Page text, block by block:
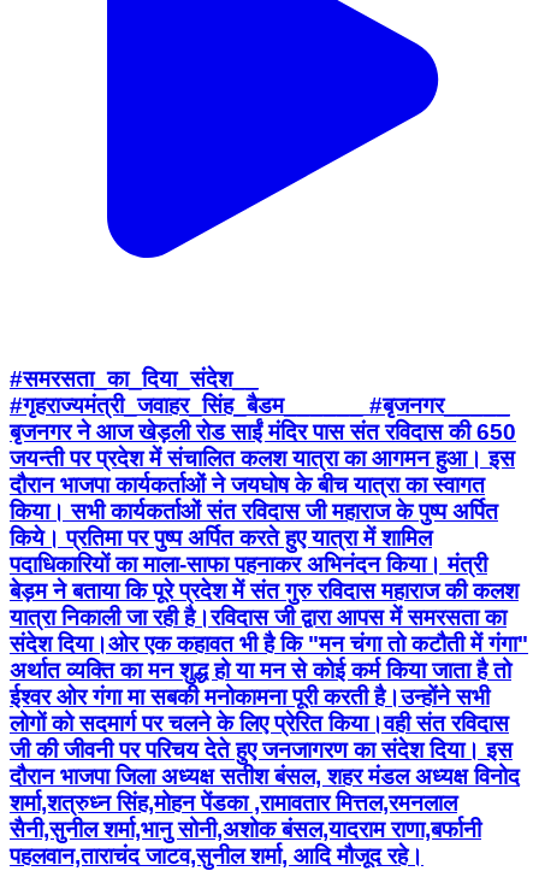
#समरसता_का_दिया_संदेश__
#गृहराज्यमंत्री_जवाहर_सिंह_बैडम______ #बृजनगर_____
बृजनगर ने आज खेड़ली रोड साईं मंदिर पास संत रविदास की 650
जयन्ती पर प्रदेश में संचालित कलश यात्रा का आगमन हुआ। इस
दौरान भाजपा कार्यकर्ताओं ने जयघोष के बीच यात्रा का स्वागत
किया। सभी कार्यकर्ताओं संत रविदास जी महाराज के पुष्प अर्पित
किये। प्रतिमा पर पुष्प अर्पित करते हुए यात्रा में शामिल
पदाधिकारियों का माला-साफा पहनाकर अभिनंदन किया। मंत्री
बेड़म ने बताया कि पूरे प्रदेश में संत गुरु रविदास महाराज की कलश
यात्रा निकाली जा रही है।रविदास जी द्वारा आपस में समरसता का
संदेश दिया।ओर एक कहावत भी है कि "मन चंगा तो कटौती में गंगा"
अर्थात व्यक्ति का मन शुद्ध हो या मन से कोई कर्म किया जाता है तो
ईश्वर ओर गंगा मा सबकी मनोकामना पूरी करती है।उन्होंने सभी
लोगों को सदमार्ग पर चलने के लिए प्रेरित किया।वही संत रविदास
जी की जीवनी पर परिचय देते हुए जनजागरण का संदेश दिया। इस
दौरान भाजपा जिला अध्यक्ष सतीश बंसल, शहर मंडल अध्यक्ष विनोद
शर्मा,शत्रुध्न सिंह,मोहन पेंडका ,रामावतार मित्तल,रमनलाल
सैनी,सुनील शर्मा,भानु सोनी,अशोक बंसल,यादराम राणा,बर्फानी
पहलवान,ताराचंद जाटव,सुनील शर्मा, आदि मौजूद रहे।